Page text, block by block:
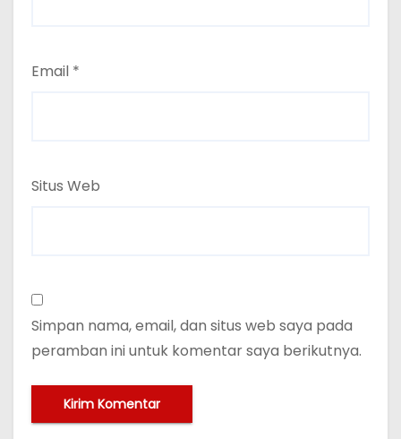
Email *
Situs Web
Simpan nama, email, dan situs web saya pada
peramban ini untuk komentar saya berikutnya.